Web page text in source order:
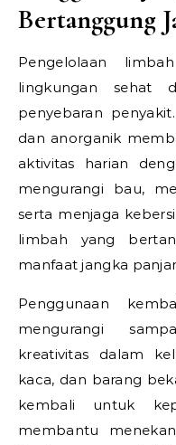
Bertanggung
Pengelolaan
lingkungan sehat
penyebaran
dan anorganik
aktivitas harian
mengurangi bau,
serta menjaga
limbah yang
manfaat jangka
Penggunaan
mengurangi
kreativitas dalam
kaca, dan barang
kembali untuk
membantu